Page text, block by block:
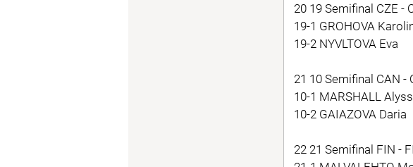
20 19 Semifinal CZE -
19-1 GROHOVA
19-2 NYVLTOVA Eva
21 10 Semifinal CAN -
10-1 MARSHALL
10-2 GAIAZOVA Daria
22 21 Semifinal FIN -